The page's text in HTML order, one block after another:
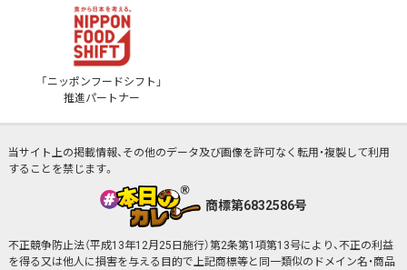
「ニッポンフードシフト」
推進パートナー
当サイト上の掲載情報、その他のデータ及び画像を許可なく転用・複製して利用
することを禁じます。
商標第6832586号
不正競争防止法（平成13年12月25日施行）第2条第1項第13号により、不正の利益
を得る又は他人に損害を与える目的で上記商標等と同一類似のドメイン名・商品